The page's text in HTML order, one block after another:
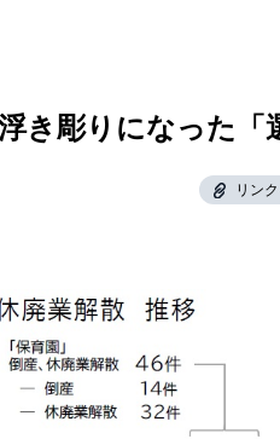
き彫りになった「
リン